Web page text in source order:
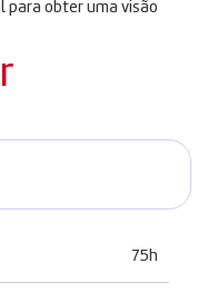
para obter uma visão
75h